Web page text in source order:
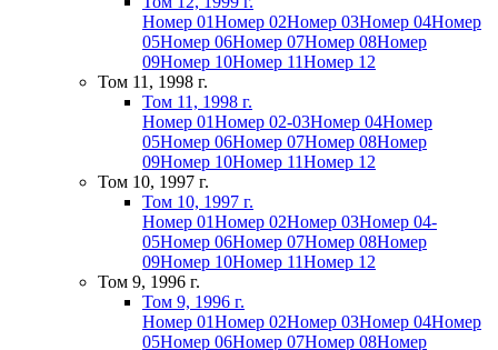
Номер 01Номер 02Номер 03Номер 04Номер
05Номер 06Номер 07Номер 08Номер
09Номер 10Номер 11Номер 12
Том 11, 1998 г.
Том 11, 1998 г.
Номер 01Номер 02-03Номер 04Номер
05Номер 06Номер 07Номер 08Номер
09Номер 10Номер 11Номер 12
Том 10, 1997 г.
Том 10, 1997 г.
Номер 01Номер 02Номер 03Номер 04-
05Номер 06Номер 07Номер 08Номер
09Номер 10Номер 11Номер 12
Том 9, 1996 г.
Том 9, 1996 г.
Номер 01Номер 02Номер 03Номер 04Номер
05Номер 06Номер 07Номер 08Номер